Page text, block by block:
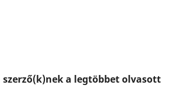
a legtöbbet olvasott